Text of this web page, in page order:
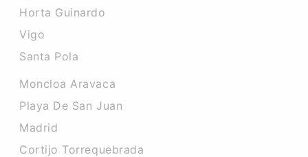
Horta Guinardo
Vigo
Santa Pola
Moncloa Aravaca
Playa De San Juan
Madrid
Cortijo Torrequebrada